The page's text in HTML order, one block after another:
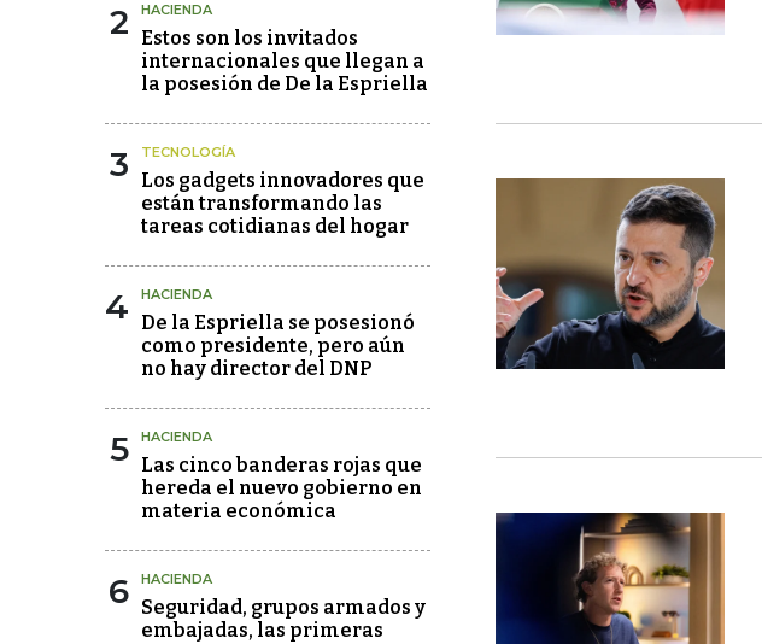
2 HACIENDA
Estos son los invitados
internacionales que llegan a
la posesión de De la Espriella
3 TECNOLOGÍA
Los gadgets innovadores que
están transformando las
tareas cotidianas del hogar
4 HACIENDA
De la Espriella se posesionó
como presidente, pero aún
no hay director del DNP
5 HACIENDA
Las cinco banderas rojas que
hereda el nuevo gobierno en
materia económica
6 HACIENDA
Seguridad, grupos armados y
embajadas, las primeras